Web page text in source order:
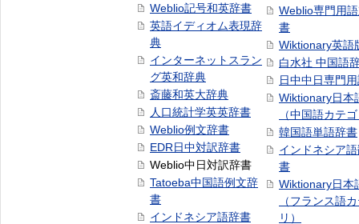
Weblio記号和英辞書
英語イディオム表現辞
典
インターネットスラン
グ英和辞典
斎藤和英大辞典
人口統計学英英辞書
Weblio例文辞書
EDR日中対訳辞書
Weblio中日対訳辞書
Tatoeba中国語例文辞
書
インドネシア語辞書
Weblio専門用
書
Wiktionary英語
白水社 中国語
日中中日専門
Wiktionary日本
（中国語カテ
韓国語単語辞書
インドネシア
書
Wiktionary日本
（フランス語
リ）